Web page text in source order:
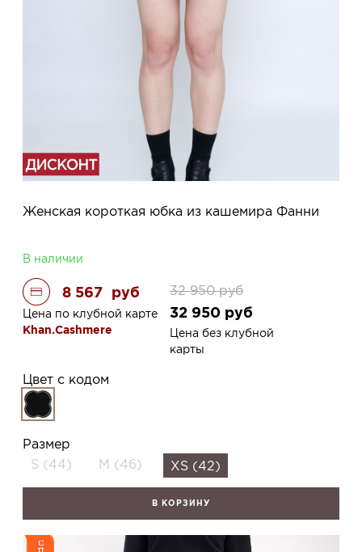
Женская короткая юбка из кашемира Фанни
В наличии
8 567 руб
Цена по клубной карте
Khan.Cashmere
32 950 руб
32 950 руб
Цена без клубной
карты
Цвет с кодом
Размер
S (44)
M (46) XS (42)
В КОРЗИНУ